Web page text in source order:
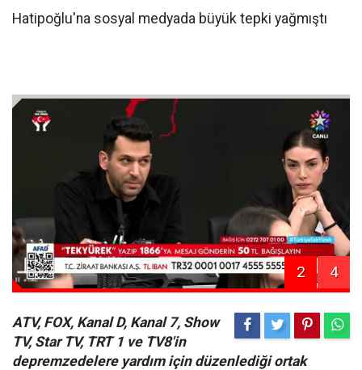
Hatipoğlu'na sosyal medyada büyük tepki yağmıştı
2 4
ATV, FOX, Kanal D, Kanal 7, Show
TV, Star TV, TRT 1 ve TV8'in
depremzedelere yardım için düzenlediği ortak